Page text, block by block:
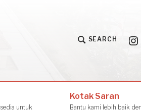
SEARCH
untuk
Kotak Saran
Bantu kami lebih baik